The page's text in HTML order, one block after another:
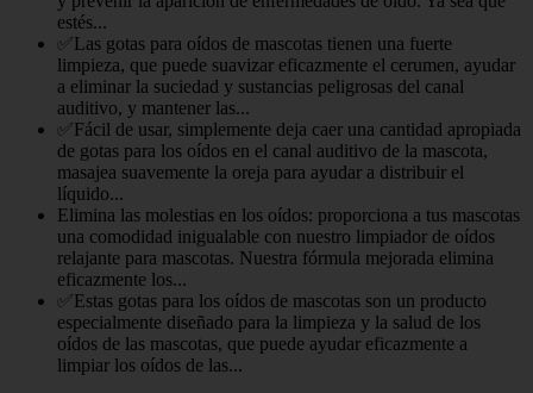
estés...
✅Las gotas para oídos de mascotas tienen una fuerte
limpieza, que puede suavizar eficazmente el cerumen, ayudar
a eliminar la suciedad y sustancias peligrosas del canal
auditivo, y mantener las...
✅Fácil de usar, simplemente deja caer una cantidad apropiada
de gotas para los oídos en el canal auditivo de la mascota,
masajea suavemente la oreja para ayudar a distribuir el
líquido...
Elimina las molestias en los oídos: proporciona a tus mascotas
una comodidad inigualable con nuestro limpiador de oídos
relajante para mascotas. Nuestra fórmula mejorada elimina
eficazmente los...
✅Estas gotas para los oídos de mascotas son un producto
especialmente diseñado para la limpieza y la salud de los
oídos de las mascotas, que puede ayudar eficazmente a
limpiar los oídos de las...